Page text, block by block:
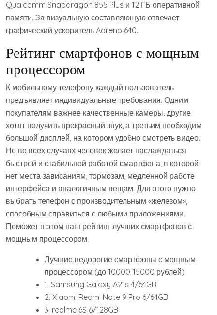
Qualcomm Snapdragon 855 Plus и 12 ГБ оперативной
памяти. За визуальную составляющую отвечает
графический ускоритель Adreno 640.
Рейтинг смартфонов с мощным
процессором
К мобильному телефону каждый пользователь
предъявляет индивидуальные требования. Одним
покупателям важнее качественные камеры, другие
хотят получить прекрасный звук, а третьим необходим
большой дисплей, на котором удобно смотреть видео.
Но во всех случаях человек желает наслаждаться
быстрой и стабильной работой смартфона, в которой
нет места зависаниям, тормозам, медленной работе
интерфейса и аналогичным вещам. Для этого нужно
выбрать телефон с производительным «железом»,
способным справиться с любыми приложениями.
Поможет в этом наш рейтинг лучших смартфонов с
мощным процессором.
Лучшие недорогие смартфоны с мощным
процессором (до 10000-15000 рублей)
1. Samsung Galaxy A21s 4/64GB
2. Xiaomi Redmi Note 9 Pro 6/64GB
3. realme 6S 6/128GB